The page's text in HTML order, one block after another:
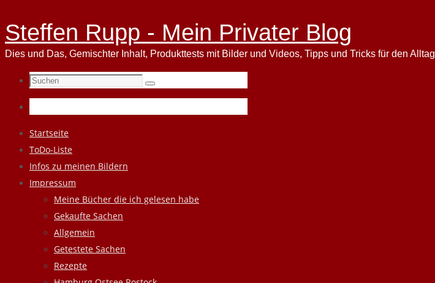
Steffen Rupp - Mein Privater Blog
Dies und Das, Gemischter Inhalt, Produkttests mit Bilder und Videos, Tipps und Tricks für den Alltag
Suchen
nach:
Suchen
Zum
Inhalt
springen
Startseite
ToDo-Liste
Infos zu meinen Bildern
Impressum
Meine Bücher die ich gelesen habe
Gekaufte Sachen
Allgemein
Getestete Sachen
Rezepte